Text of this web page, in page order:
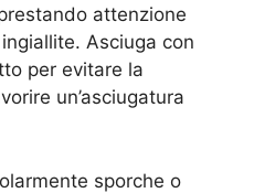
attenzione
Asciuga con
per evitare la
un’asciugatura
sporche o